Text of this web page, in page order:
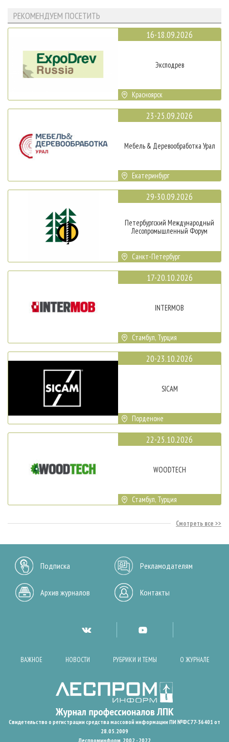
РЕКОМЕНДУЕМ ПОСЕТИТЬ
16-18.09.2026
Эксподрев
Красноярск
23-25.09.2026
Мебель & Деревообработка Урал
Екатеринбург
29-30.09.2026
Петербургский Международный
Лесопромышленный Форум
Санкт-Петербург
17-20.10.2026
INTERMOB
Стамбул, Турция
20-23.10.2026
SICAM
Порденоне
22-25.10.2026
WOODTECH
Стамбул, Турция
Смотреть все
Подписка Рекламодателям
Архив журналов Контакты
ВАЖНОЕ НОВОСТИ РУБРИКИ И ТЕМЫ О ЖУРНАЛЕ
Свидетельство о регистрации средства массовой информации ПИ №ФС77-36401 от
28.05.2009
Леспроминформ. 2002 - 2022